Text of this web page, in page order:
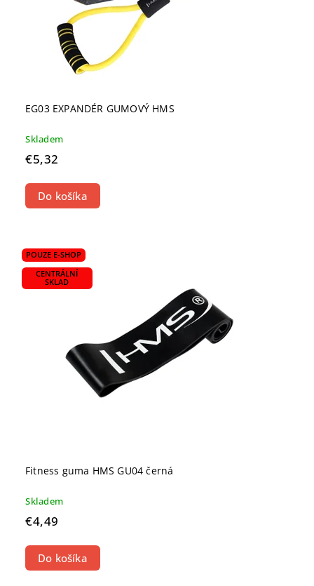
EG03 EXPANDÉR GUMOVÝ HMS
Skladem
€5,32
Do košíka
POUZE E-SHOP
CENTRÁLNÍ
SKLAD
Fitness guma HMS GU04 černá
Skladem
€4,49
Do košíka